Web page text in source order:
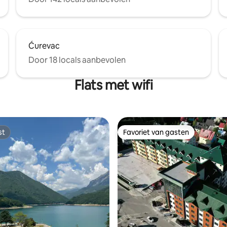
Ćurevac
Door 18 locals aanbevolen
Flats met wifi
Favoriet van gasten
Favoriet van gasten